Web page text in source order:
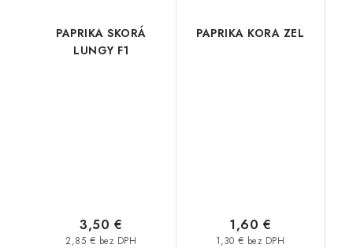
PAPRIKA SKORÁ
LUNGY F1
2,85 € bez DPH
3,50 €
PAPRIKA KORA ZEL
1,30 € bez DPH
1,60 €